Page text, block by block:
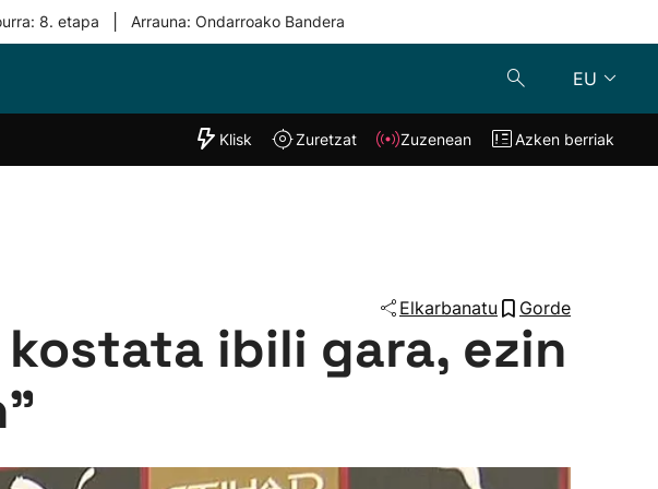
8. etapa Arrauna: Ondarroako Bandera
EU
"Helmuga"
Klisk Zuzenean
Klisk Zuretzat Zuzenean Azken berriak
Elkarbanatu Gorde
ibili gara, ezin